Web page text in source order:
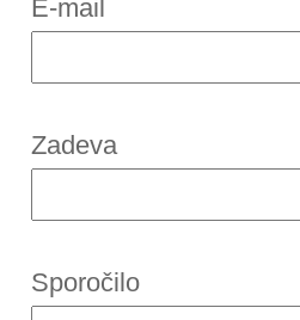
E-mail
Zadeva
Sporočilo